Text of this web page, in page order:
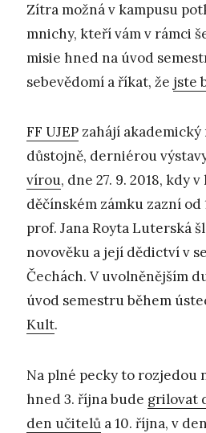
Zítra možná v kampusu
mnichy, kteří vám v rámci
misie hned na úvod
sebevědomí a říkat, že jste
FF UJEP zahájí
důstojně, derniérou
vírou, dne 27. 9. 2018, kdy
děčínském zámku zazní od
prof. Jana Royta Luterská
novověku a její dědictví v
Čechách. V uvolněnějším
úvod semestru během
Kult.
Na plné pecky to rozjedou
hned 3. října bude grilovat
den učitelů a 10. října, v den